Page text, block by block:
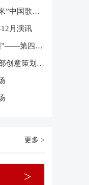
演出·精彩瞬间｜“交响音画 奏响未来”中国歌剧舞剧院交响音乐会在雄安上演
月演讯
喜报｜我院歌剧团在“我和我的祖国”——第四届优秀网络短视频大赛中荣获三项大奖
中国歌剧舞剧院关于2024年度宣传部创意策划复试有关事项的通知
更多 >
>